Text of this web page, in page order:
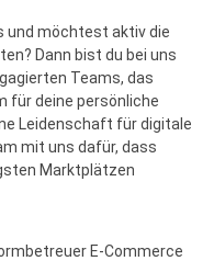
und möchtest aktiv die
Dann bist du bei uns
Teams, das
für deine persönliche
Leidenschaft für digitale
mit uns dafür, dass
Marktplätzen
E-Commerce